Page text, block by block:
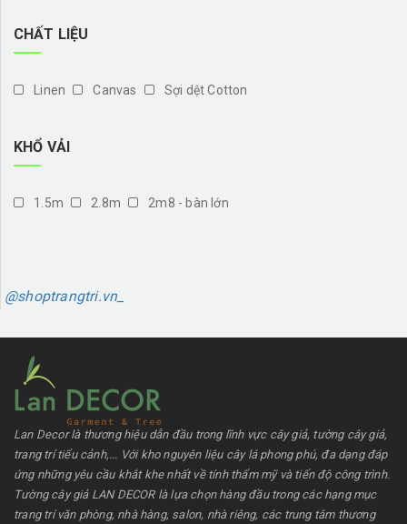
CHẤT LIỆU
Linen Canvas Sợi dệt Cotton
KHỔ VẢI
1.5m 2.8m 2m8 - bàn lớn
@shoptrangtri.vn_
Lan Decor là thương hiệu dẫn đầu trong lĩnh vực cây giả, tường cây giả,
trang trí tiểu cảnh,... Với kho nguyên liệu cây lá phong phú, đa dạng đáp
ứng những yêu cầu khắt khe nhất về tính thẩm mỹ và tiến độ công trình.
Tường cây giả LAN DECOR là lựa chọn hàng đầu trong các hạng mục
trang trí văn phòng, nhà hàng, salon, nhà riêng, các trung tâm thương